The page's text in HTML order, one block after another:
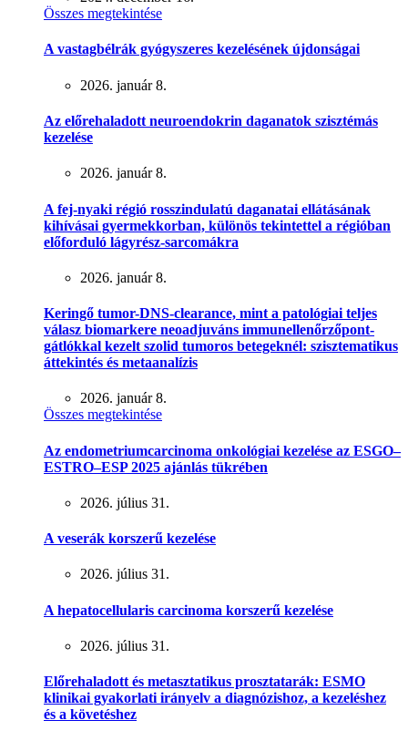
Összes megtekintése
A vastagbélrák gyógyszeres kezelésének újdonságai
2026. január 8.
Az előrehaladott neuroendokrin daganatok szisztémás
kezelése
2026. január 8.
A fej-nyaki régió rosszindulatú daganatai ellátásának
kihívásai gyermekkorban, különös tekintettel a régióban
előforduló lágyrész-sarcomákra
2026. január 8.
Keringő tumor-DNS-clearance, mint a patológiai teljes
válasz biomarkere neoadjuváns immunellenőrzőpont-
gátlókkal kezelt szolid tumoros betegeknél: szisztematikus
áttekintés és metaanalízis
2026. január 8.
Összes megtekintése
Az endometriumcarcinoma onkológiai kezelése az ESGO–
ESTRO–ESP 2025 ajánlás tükrében
2026. július 31.
A veserák korszerű kezelése
2026. július 31.
A hepatocellularis carcinoma korszerű kezelése
2026. július 31.
Előrehaladott és metasztatikus prosztatarák: ESMO
klinikai gyakorlati irányelv a diagnózishoz, a kezeléshez
és a követéshez